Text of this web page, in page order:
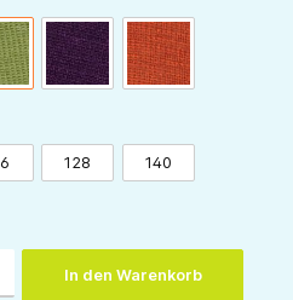
pflaume orange
ist zurzeit nicht verfügbar.)
128 140
In den Warenkorb